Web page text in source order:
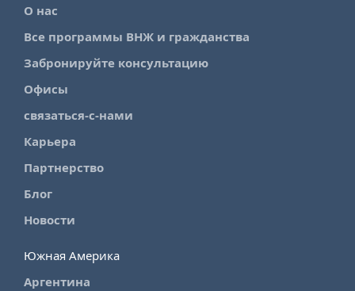
О нас
Все программы ВНЖ и гражданства
Забронируйте консультацию
Офисы
связаться-с-нами
Карьера
Партнерство
Блог
Новости
Южная Америка
Аргентина